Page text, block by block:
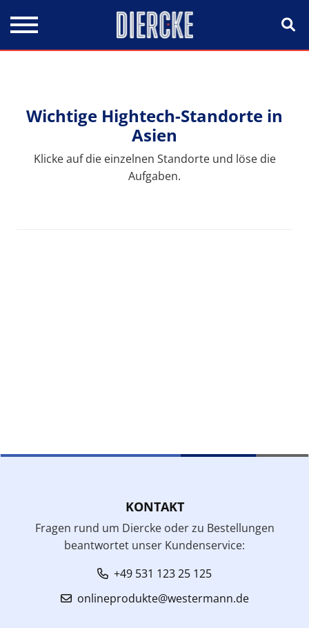
Wichtige Hightech-Standorte in
Asien
Klicke auf die einzelnen Standorte und löse die
Aufgaben.
KONTAKT
Fragen rund um Diercke oder zu Bestellungen
beantwortet unser Kundenservice:
+49 531 123 25 125
onlineprodukte@westermann.de